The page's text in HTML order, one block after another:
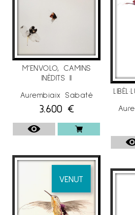
2018
– Galeria Espai Cavallers
Lleida.
– Galeria Espai Cavallers
. 2017/18
– Galeria Espai Cavallers
exposició itinerant.
2017
‘ON PAPER’ galeria d’ art
M’ENVOLO, CAMINS
INÈDITS II
Aurembiaix Sabaté
3.600 €
VENUT